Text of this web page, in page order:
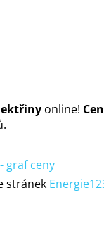
online!
stránek